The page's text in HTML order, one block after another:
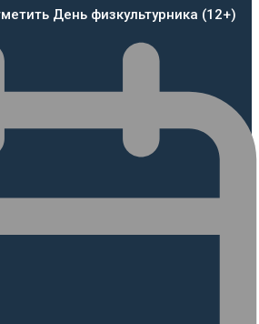
День физкультурника (12+)